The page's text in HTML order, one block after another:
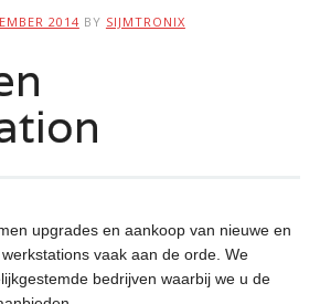
2014 BY SIJMTRONIX
upgrades en aankoop van nieuwe en
vaak aan de orde. We
bedrijven waarbij we u de